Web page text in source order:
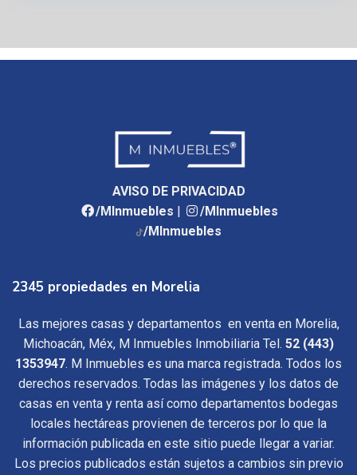
AVISO DE PRIVACIDAD
/MInmuebles
/MInmuebles
/MInmuebles
2345 propiedades en Morelia
Las mejores casas y departamentos en venta en Morelia,
Michoacán, Méx, M Inmuebles Inmobiliaria Tel. 52 (443)
1353947. M Inmuebles es una marca registrada. Todos los
derechos reservados. Todas las imágenes y los datos de
casas en venta y renta así como departamentos bodegas
locales hectáreas provienen de terceros por lo que la
información publicada en este sitio puede llegar a variar.
Los precios publicados están sujetos a cambios sin previo